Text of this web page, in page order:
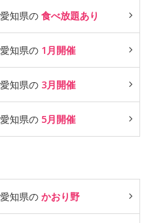
愛知県の 食べ放題あり
愛知県の 1月開催
愛知県の 3月開催
愛知県の 5月開催
愛知県の かおり野